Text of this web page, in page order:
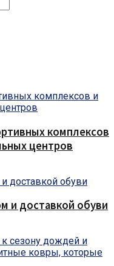
комплексов
центров
и доставкой обуви